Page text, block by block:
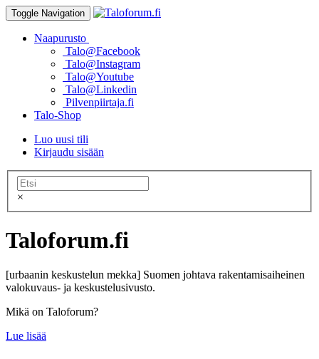
Toggle Navigation
Naapurusto
Talo@Facebook
Talo@Instagram
Talo@Youtube
Talo@Linkedin
Pilvenpiirtaja.fi
Talo-Shop
Luo uusi tili
Kirjaudu sisään
×
Taloforum.fi
[urbaanin keskustelun mekka] Suomen johtava rakentamisaiheinen
valokuvaus- ja keskustelusivusto.
Mikä on Taloforum?
Lue lisää